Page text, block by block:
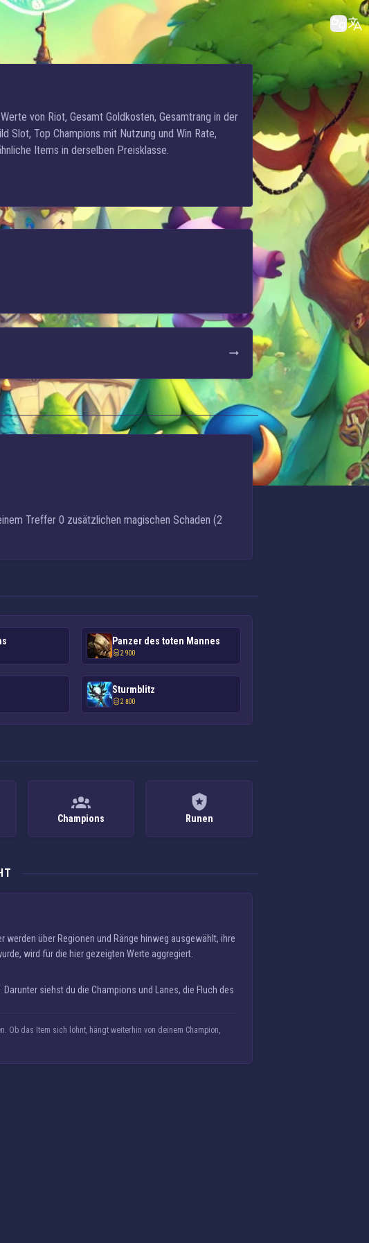
von Riot, Gesamt Goldkosten, Gesamtrang in der
Slot, Top Champions mit Nutzung und Win Rate,
Items in derselben Preisklasse.
Treffer 0 zusätzlichen magischen Schaden (2
Panzer des toten Mannes
2 900
Sturmblitz
2 800
Champions Runen
über Regionen und Ränge hinweg ausgewählt, ihre
wird für die hier gezeigten Werte aggregiert.
siehst du die Champions und Lanes, die Fluch des
Ob das Item sich lohnt, hängt weiterhin von deinem Champion,